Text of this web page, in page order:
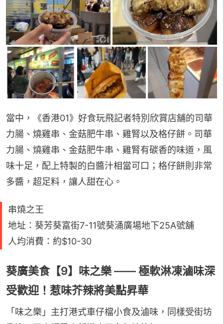
當中，《香港01》好食玩飛記者特別欣賞店舖的司華
力腸、燒雞串、金菇肥牛串、雞腎以及格仔餅。司華
力腸、燒雞串、金菇肥牛串、雞腎有碳香的味道，風
味十足，配上特製的白醬汁相當可口；格仔餅則非常
多醬，超足料，讓人甜在心。
串燒之王
地址：葵芳葵富街7-11號葵涌廣場地下25A號舖
人均消費：約$10-30
葵廣美食【9】味之樂 —— 極軟淋凍滷味深
受歡迎！惹味芥辣將美點昇華
「味之樂」主打港式車仔檔小食及滷味，同樣受街坊